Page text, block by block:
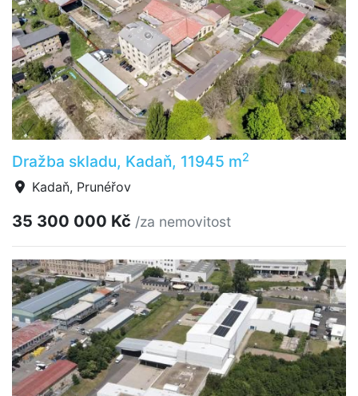
Dražba skladu, Kadaň, 11945 m2
Kadaň, Prunéřov
35 300 000 Kč /za nemovitost